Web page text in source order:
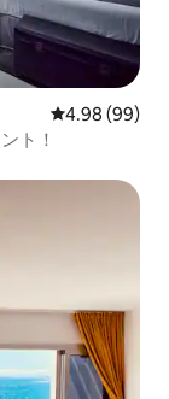
レビュー99件
4.98 (99)
ト！